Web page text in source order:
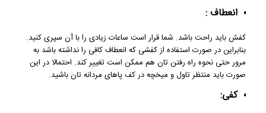
انعطاف :
کفش باید راحت باشد. شما قرار است ساعات زیادی را با آن سپری کنید.
بنابراین در صورت استفاده از کفشی که انعطاف کافی را نداشته باشد به
مرور حتی نحوه راه رفتن تان هم ممکن است تغییر کند. احتمالا در این
صورت باید منتظر تاول و میخچه در کف پاهای مردانه ‌تان باشید.
کفی: